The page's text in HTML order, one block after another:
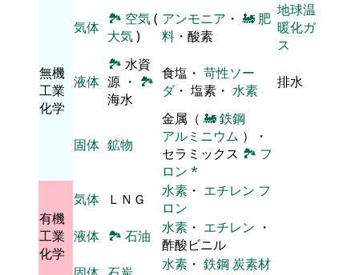
無機
工業
化学
気体 🏞 空気(
大気)
アンモニア ・ 🚂 肥
料 ・酸素
地球温
暖化ガ
ス
液体
🏞 水資
源 ・ 🏞
海水
食塩・ 苛性ソー
ダ・ 塩素・ 水素 排水
固体 鉱物
金属（ 🚂鉄鋼
アルミニウム ）・
セラミックス 🏞 フ
ロン *
有機
工業
化学
気体 ＬＮＧ 水素 ・ エチレン フ
ロン
液体 🏞 石油 水素 ・ エチレン ・
酢酸ビニル
水素 ・ 鉄鋼炭素材